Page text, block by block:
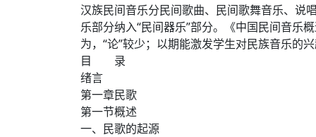
汉族民间音乐分民间歌曲、民间歌舞音乐、说
乐部分纳入“民间器乐”部分。《中国民间音乐
为，“论”较少；以期能激发学生对民族音乐的
目 录
绪言
第一章民歌
第一节概述
一、民歌的起源